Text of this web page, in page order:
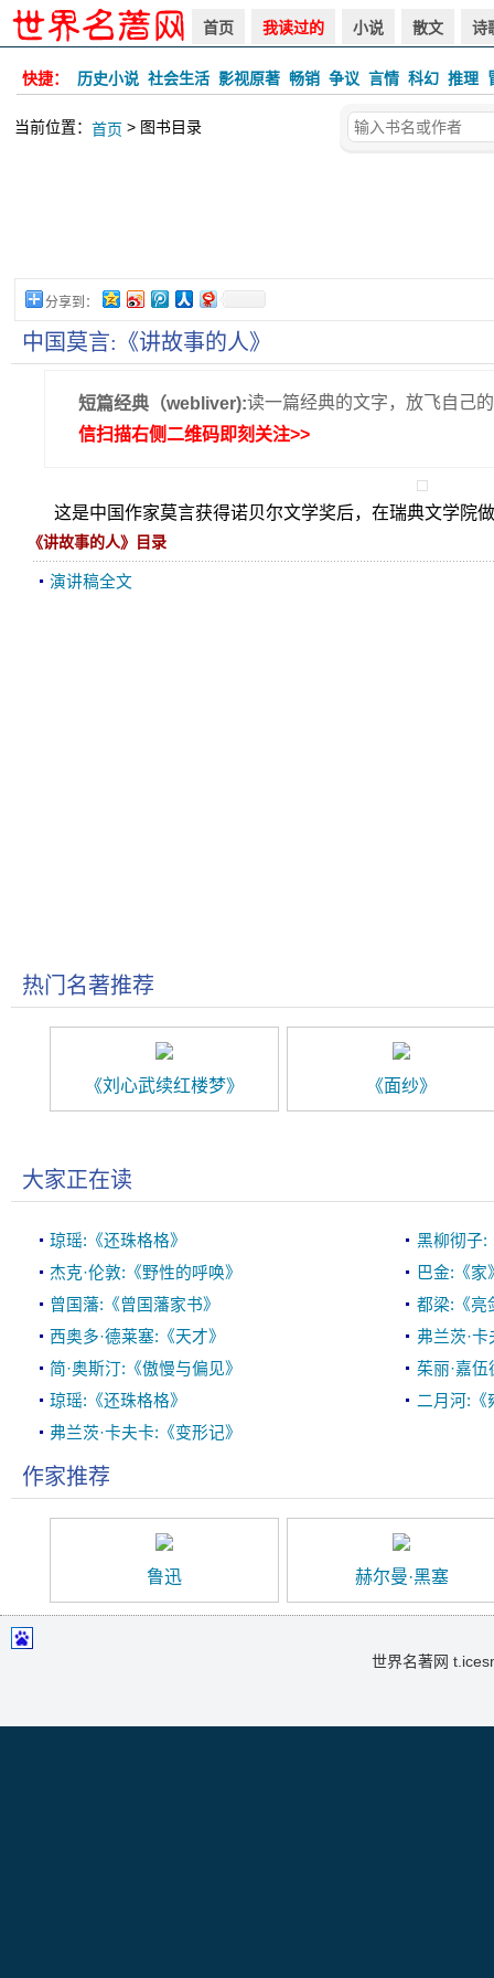
首页 我读过的 小说 散文 诗
快捷： 历史小说 社会生活 影视原著 畅销 争议 言情 科幻 推理
当前位置： 首页 > 图书目录
分享到：
中国莫言:《讲故事的人》
短篇经典（webliver):读一篇经典的文字，放飞自己
信扫描右侧二维码即刻关注>>
这是中国作家莫言获得诺贝尔文学奖后，在瑞典文学院
《讲故事的人》目录
演讲稿全文
热门名著推荐
《刘心武续红楼梦》 《面纱》
大家正在读
琼瑶:《还珠格格》
黑柳彻子:
杰克·伦敦:《野性的呼唤》
巴金:《家
曾国藩:《曾国藩家书》
都梁:《亮
西奥多·德莱塞:《天才》
弗兰茨·
简·奥斯汀:《傲慢与偏见》
茱丽·嘉
琼瑶:《还珠格格》
二月河:《
弗兰茨·卡夫卡:《变形记》
作家推荐
鲁迅 赫尔曼·黑塞
世界名著网